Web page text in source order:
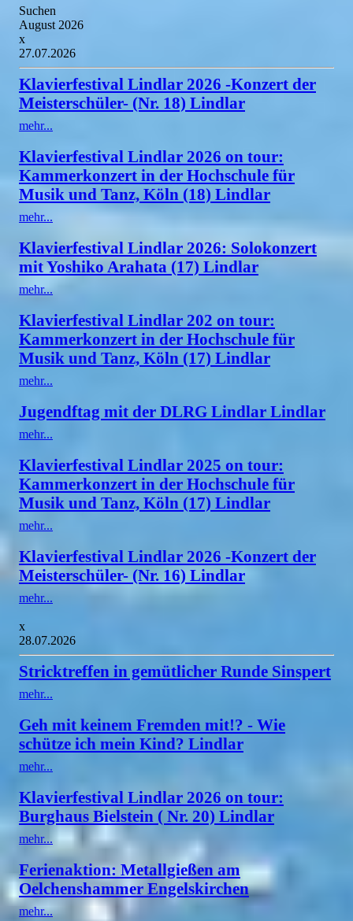
Suchen
August 2026
x
27.07.2026
Klavierfestival Lindlar 2026 -Konzert der
Meisterschüler- (Nr. 18) Lindlar
mehr...
Klavierfestival Lindlar 2026 on tour:
Kammerkonzert in der Hochschule für
Musik und Tanz, Köln (18) Lindlar
mehr...
Klavierfestival Lindlar 2026: Solokonzert
mit Yoshiko Arahata (17) Lindlar
mehr...
Klavierfestival Lindlar 202 on tour:
Kammerkonzert in der Hochschule für
Musik und Tanz, Köln (17) Lindlar
mehr...
Jugendftag mit der DLRG Lindlar Lindlar
mehr...
Klavierfestival Lindlar 2025 on tour:
Kammerkonzert in der Hochschule für
Musik und Tanz, Köln (17) Lindlar
mehr...
Klavierfestival Lindlar 2026 -Konzert der
Meisterschüler- (Nr. 16) Lindlar
mehr...
x
28.07.2026
Stricktreffen in gemütlicher Runde Sinspert
mehr...
Geh mit keinem Fremden mit!? - Wie
schütze ich mein Kind? Lindlar
mehr...
Klavierfestival Lindlar 2026 on tour:
Burghaus Bielstein ( Nr. 20) Lindlar
mehr...
Ferienaktion: Metallgießen am
Oelchenshammer Engelskirchen
mehr...